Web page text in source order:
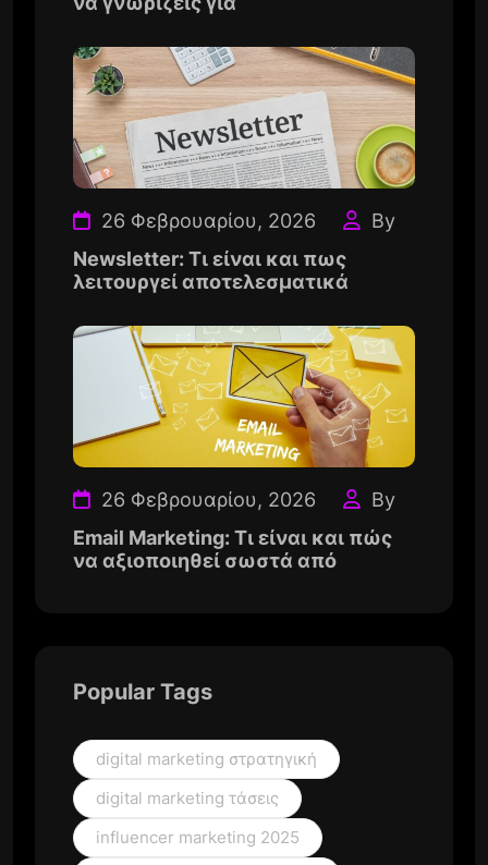
26 Φεβρουαρίου, 2026
By
Newsletter: Τι είναι και πως
λειτουργεί αποτελεσματικά
26 Φεβρουαρίου, 2026
By
Email Marketing: Τι είναι και πώς
να αξιοποιηθεί σωστά από
Popular Tags
digital marketing στρατηγική
digital marketing τάσεις
influencer marketing 2025